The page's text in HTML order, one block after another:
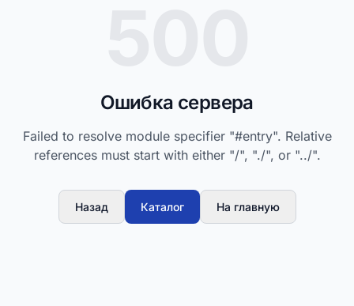
Ошибка сервера
Failed to resolve module specifier "#entry". Relative
references must start with either "/", "./", or "../".
Назад Каталог На главную